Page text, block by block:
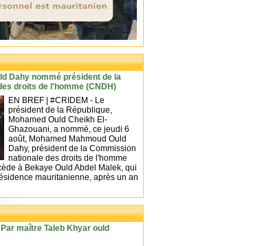
Dahy nommé président de la
droits de l'homme (CNDH)
EN BREF | #CRIDEM - Le
président de la République,
Mohamed Ould Cheikh El-
Ghazouani, a nommé, ce jeudi 6
août, Mohamed Mahmoud Ould
Dahy, président de la Commission
nationale des droits de l'homme
à Bekaye Ould Abdel Malek, qui
mauritanienne, après un an
maître Taleb Khyar ould